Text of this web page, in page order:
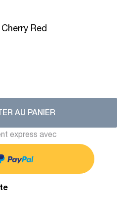
Cherry Red
AU PANIER
express avec